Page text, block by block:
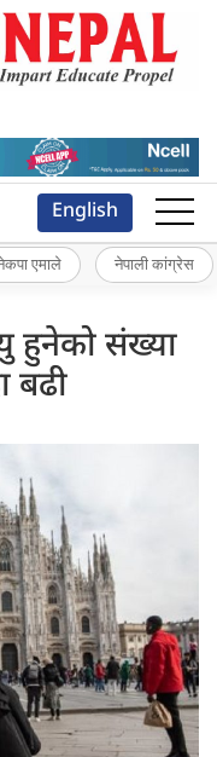
English
एमाले नेपाली कांग्रेस
हुनेको संख्या
बढी